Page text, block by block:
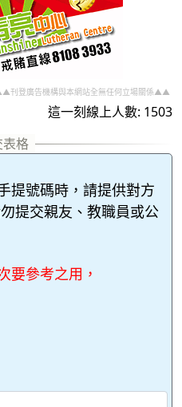
刊登廣告機構與本網站全無任何立場關係▲▲
這一刻線上人數: 1503
提號碼時，請提供對方
提交親友、教職員或公
要參考之用，